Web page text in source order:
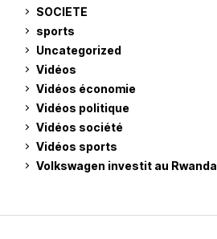
SOCIETE
sports
Uncategorized
Vidéos
Vidéos économie
Vidéos politique
Vidéos société
Vidéos sports
Volkswagen investit au Rwanda